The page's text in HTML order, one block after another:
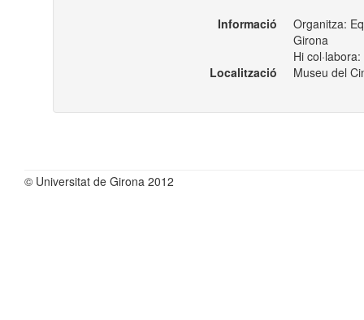
Informació
Organitza:
Girona
Hi
Localització
Museu del
© Universitat de Girona 2012